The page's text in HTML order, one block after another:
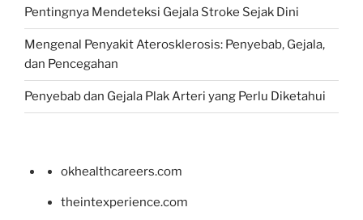
Pentingnya Mendeteksi Gejala Stroke Sejak Dini
Mengenal Penyakit Aterosklerosis: Penyebab, Gejala,
dan Pencegahan
Penyebab dan Gejala Plak Arteri yang Perlu Diketahui
okhealthcareers.com
theintexperience.com